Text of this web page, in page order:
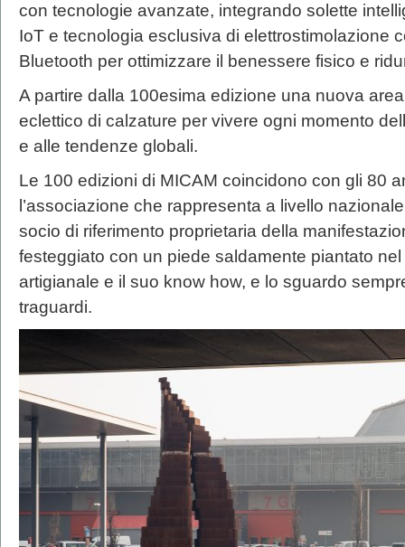
con tecnologie avanzate, integrando solette
IoT e tecnologia esclusiva di elettrostimolazione
Bluetooth per ottimizzare il benessere fisico e
A partire dalla 100esima edizione una nuova
eclettico di calzature per vivere ogni momento
e alle tendenze globali.
Le 100 edizioni di MICAM coincidono con gli 80
l’associazione che rappresenta a livello
socio di riferimento proprietaria della
festeggiato con un piede saldamente piantato
artigianale e il suo know how, e lo sguardo
traguardi.